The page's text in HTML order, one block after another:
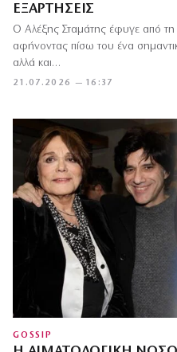
ΕΞΑΡΤΉΣΕΙΣ
21.07.2026 — 16:37
Ο Αλέξης Σταμάτης έφυγε από
αφήνοντας πίσω του ένα
αλλά και…
GOSSIP